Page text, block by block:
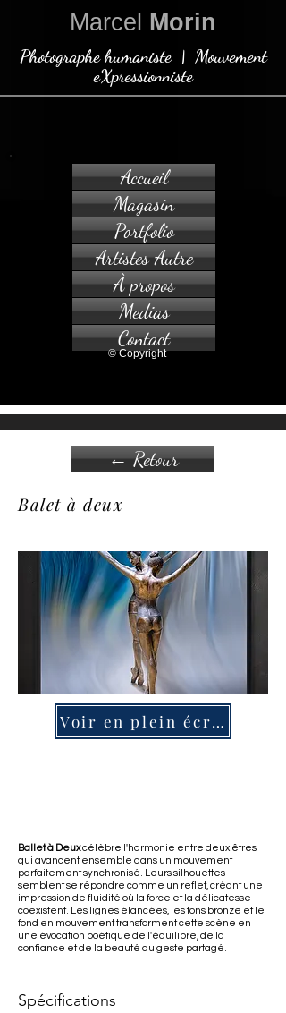
Marcel Morin
Photographe humaniste | Mouvement
eXpressionniste
Accueil
Magasin
Portfolio
Artistes Autre
À propos
Medias
Contact
© Copyright
← Retour
Balet à deux
Voir en plein écran
Ballet à Deuxcélèbre l'harmonie entre deux êtres
qui avancent ensemble dans un mouvement
parfaitement synchronisé. Leurs silhouettes
semblent se répondre comme un reflet, créant une
impression de fluidité où la force et la délicatesse
coexistent. Les lignes élancées, les tons bronze et le
fond en mouvement transforment cette scène en
une évocation poétique de l'équilibre, de la
confiance et de la beauté du geste partagé.
Spécifications